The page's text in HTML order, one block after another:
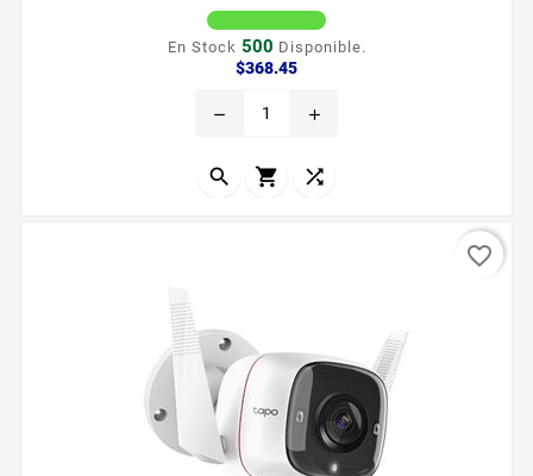
Autoseguimiento Detección De Movimiento Audio De
2 Vias Almacenamiento Hasta 128gb
Especificaciones Caracteriacutesticas Principales
Doble lente Soporta deteccioacuten de movimiento
1X 2X 4X Soporta Almacenamiento la nube directo en
En Stock 500 Disponible.
$368.45Precio
remove add
  
favorite_border